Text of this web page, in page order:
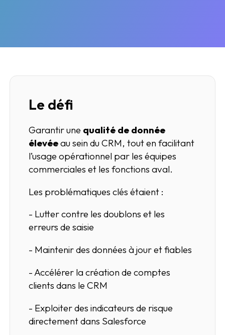
Le défi
Garantir une qualité de donnée
élevéeau sein du CRM, tout en facilitant
l’usage opérationnel par les équipes
commerciales et les fonctions aval.
Les problématiques clés étaient :
- Lutter contre les doublons et les
erreurs de saisie
- Maintenir des données à jour et fiables
- Accélérer la création de comptes
clients dans le CRM
- Exploiter des indicateurs de risque
directement dans Salesforce